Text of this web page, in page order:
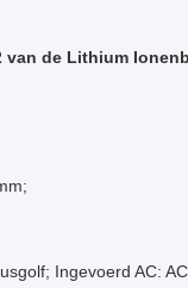
van de Lithium
Ingevoerd AC: